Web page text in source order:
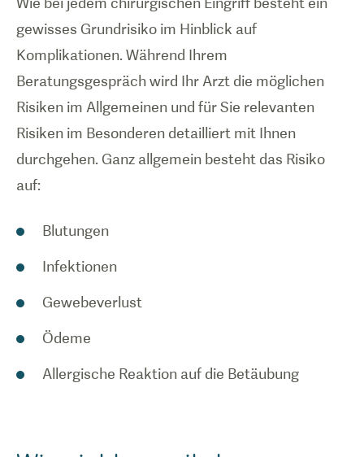
gewisses Grundrisiko im Hinblick auf
Komplikationen. Während Ihrem
Beratungsgespräch wird Ihr Arzt die möglichen
Risiken im Allgemeinen und für Sie relevanten
Risiken im Besonderen detailliert mit Ihnen
durchgehen. Ganz allgemein besteht das Risiko
auf:
Blutungen
Infektionen
Gewebeverlust
Ödeme
Allergische Reaktion auf die Betäubung